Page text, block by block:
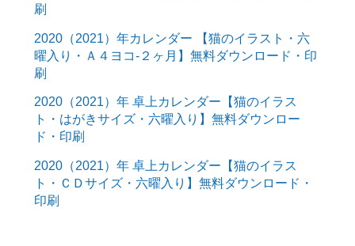
刷
2020（2021）年カレンダー 【猫のイラスト・六
曜入り・Ａ４ヨコ-２ヶ月】無料ダウンロード・印
刷
2020（2021）年 卓上カレンダー【猫のイラス
ト・はがきサイズ・六曜入り】無料ダウンロー
ド・印刷
2020（2021）年 卓上カレンダー【猫のイラス
ト・ＣＤサイズ・六曜入り】無料ダウンロード・
印刷